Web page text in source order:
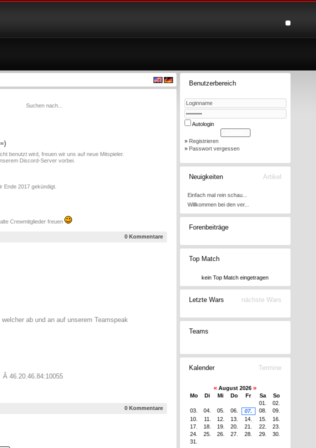
specific command. error id=1024
benutzt wird, freuen wir uns auf neue Mitspieler.
Discord-Server vorbei.
Ende 2017 gekündigt.
Crewmitglieder freuen
0 Kommentare
ab und an auf unserem Teamspeak
46.20.46.84:10055
0 Kommentare
Benutzerbereich
Autologin
» Registrieren
» Passwort vergessen
Neuigkeiten Artikel
Einfach mal rein schau...
Willkommen bei den ver...
Forenbeiträge
Top Match
kein Top Match eingetragen
Letzte Wars nächste Wars
Teams
Kalender Termine
« August 2026 »
Mo Di Mi Do Fr Sa
So
01.
02.
03.
04. 05. 06. 07. 08.
09.
10.
11. 12. 13. 14. 15.
16.
17.
18. 19. 20. 21. 22.
23.
24.
25. 26. 27. 28. 29.
30.
31.